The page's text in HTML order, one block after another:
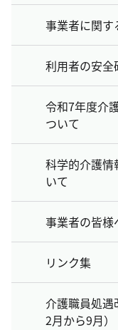
事業者に関す
利用者の安
令和7年度介
ついて
科学的介護情
いて
事業者の皆様
リンク集
介護職員処
2月から9月）